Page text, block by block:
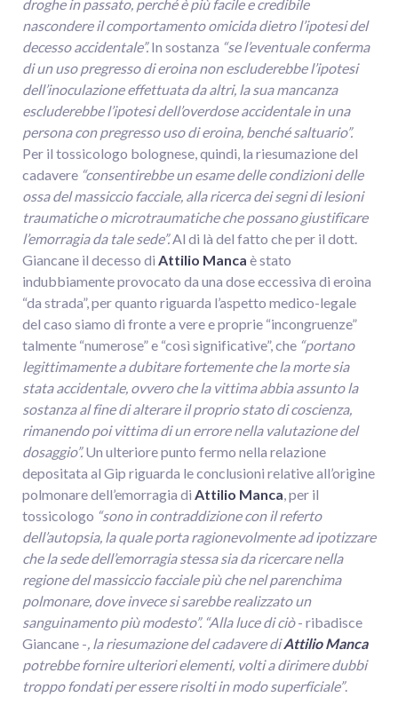
droghe in passato, perché è più facile e credibile
nascondere il comportamento omicida dietro l’ipotesi del
decesso accidentale”.In sostanza “se l’eventuale conferma
di un uso pregresso di eroina non escluderebbe l’ipotesi
dell’inoculazione effettuata da altri, la sua mancanza
escluderebbe l’ipotesi dell’overdose accidentale in una
persona con pregresso uso di eroina, benché saltuario”.
Per il tossicologo bolognese, quindi, la riesumazione del
cadavere “consentirebbe un esame delle condizioni delle
ossa del massiccio facciale, alla ricerca dei segni di lesioni
traumatiche o microtraumatiche che possano giustificare
l’emorragia da tale sede”.Al di là del fatto che per il dott.
Giancane il decesso di Attilio Manca è stato
indubbiamente provocato da una dose eccessiva di eroina
“da strada”, per quanto riguarda l’aspetto medico-legale
del caso siamo di fronte a vere e proprie “incongruenze”
talmente “numerose” e “così significative”, che “portano
legittimamente a dubitare fortemente che la morte sia
stata accidentale, ovvero che la vittima abbia assunto la
sostanza al fine di alterare il proprio stato di coscienza,
rimanendo poi vittima di un errore nella valutazione del
dosaggio”.Un ulteriore punto fermo nella relazione
depositata al Gip riguarda le conclusioni relative all’origine
polmonare dell’emorragia di Attilio Manca, per il
tossicologo “sono in contraddizione con il referto
dell’autopsia, la quale porta ragionevolmente ad ipotizzare
che la sede dell’emorragia stessa sia da ricercare nella
regione del massiccio facciale più che nel parenchima
polmonare, dove invece si sarebbe realizzato un
sanguinamento più modesto”. “Alla luce di ciò- ribadisce
Giancane -, la riesumazione del cadavere diAttilio Manca
potrebbe fornire ulteriori elementi, volti a dirimere dubbi
troppo fondati per essere risolti in modo superficiale”.